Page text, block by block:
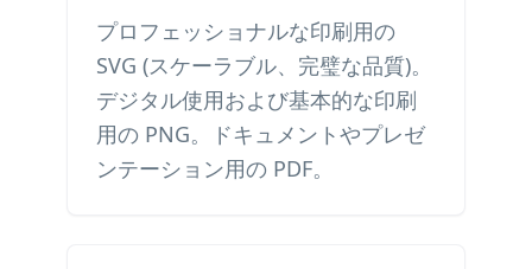
プロフェッショナルな印刷用の
SVG (スケーラブル、完璧な品質)。
デジタル使用および基本的な印刷
用の PNG。ドキュメントやプレゼ
ンテーション用の PDF。